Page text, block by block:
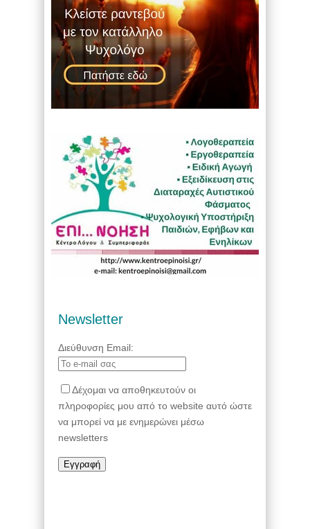
Newsletter
Διεύθυνση Email:
Δέχομαι να αποθηκευτούν οι
πληροφορίες μου από το website αυτό ώστε
να μπορεί να με ενημερώνει μέσω
newsletters